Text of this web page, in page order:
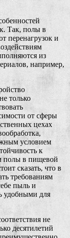
Так, полы в
перенагрузок и
из
например,
только
от сферы
цехах
условием
к
полы в пищевой
сказать, что в
требованиям
пыль и
удобными для
не
десятилетий